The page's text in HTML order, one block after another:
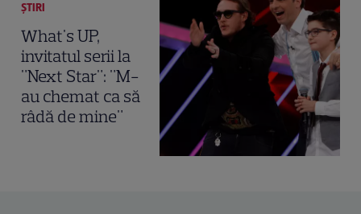
ȘTIRI
What's UP,
invitatul serii la
"Next Star": "M-
au chemat ca să
râdă de mine"